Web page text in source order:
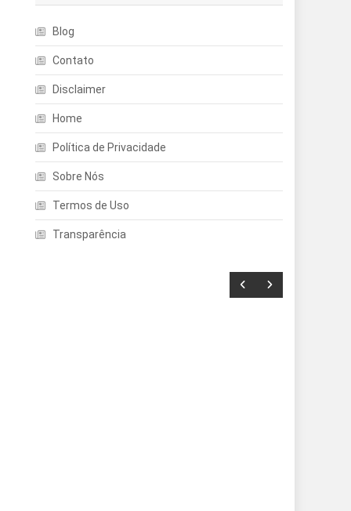
Blog
Contato
Disclaimer
Home
Política de Privacidade
Sobre Nós
Termos de Uso
Transparência